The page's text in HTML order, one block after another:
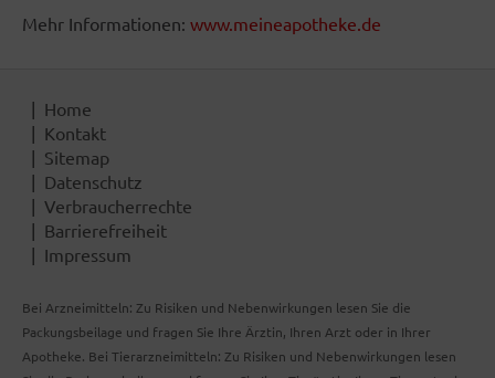
Mehr Informationen: www.meineapotheke.de
Home
Kontakt
Sitemap
Datenschutz
Verbraucherrechte
Barrierefreiheit
Impressum
Bei Arzneimitteln: Zu Risiken und Nebenwirkungen lesen Sie die
Packungsbeilage und fragen Sie Ihre Ärztin, Ihren Arzt oder in Ihrer
Apotheke. Bei Tierarzneimitteln: Zu Risiken und Nebenwirkungen lesen